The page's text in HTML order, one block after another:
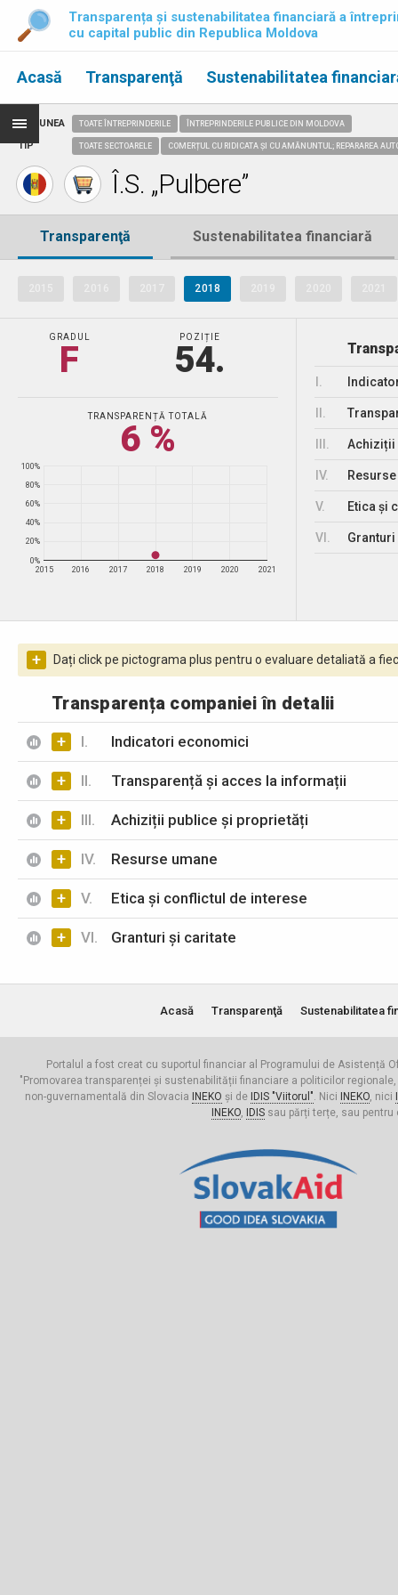
Transparența și sustenabilitatea financiară a
cu capital public din Republica Moldova
Acasă Transparenţă Sustenabilitatea
REGIUNEA
TIP
TOATE ÎNTREPRINDERILE ÎNTREPRINDERILE PUBLICE DIN MOLDOVA
TOATE SECTOARELE COMERȚUL CU RIDICATA ȘI CU AMĂNUNTUL; REPARAREA
Î.S. „Pulbere”
Transparenţă Sustenabilitatea financiară
2018
GRADUL
F
POZIȚIE
54.
TRANSPARENȚĂ TOTALĂ
6 %
2015 2016 2017 2018 2019 2020 2021
0%
20%
40%
60%
80%
100%
Achiziții
IV.
V. Etica și
VI.
+ Dați click pe pictograma plus pentru o evaluare detaliată a
Transparența companiei în detalii
+ I. Indicatori economici
+ II. Transparență și acces la informații
+ III. Achiziții publice și proprietăți
+ IV. Resurse umane
+ V. Etica și conflictul de interese
+ VI. Granturi și caritate
Acasă Transparenţă Sustenabilitatea
Portalul a fost creat cu suportul financiar al Programului de Asistență
"Promovarea transparenței și sustenabilității financiare a politicilor
non-guvernamentală din Slovacia
INEKO și de IDIS "Viitorul". Nici INEKO, nici
INEKO, IDISsau părți terțe, sau pentru